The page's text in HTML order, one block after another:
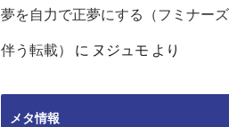
夢を自力で正夢にする（フミナー
伴う転載） に ヌジュモ より
メタ情報